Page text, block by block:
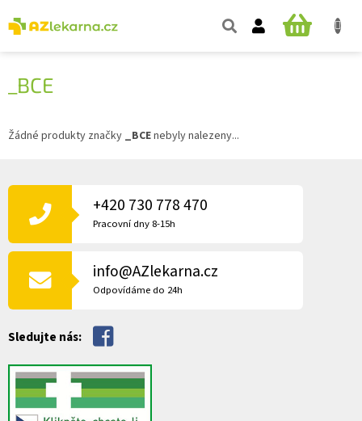
na
obsah
NÁKUPNÍ
_BCE
Žádné produkty značky _BCEnebyly nalezeny...
Á
T
+420 730 778 470
Pracovní dny 8-15h
info@AZlekarna.cz
Odpovídáme do 24h
Sledujte nás: